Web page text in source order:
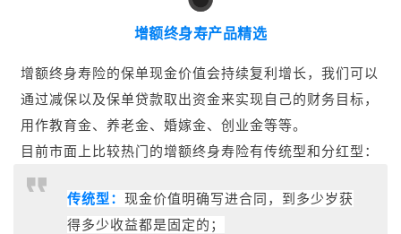
增额终身寿产品精选
增额终身寿险的保单现金价值会持续复利增长，我们可以
通过减保以及保单贷款取出资金来实现自己的财务目标，
用作教育金、 养老金、婚嫁金、创业金等等。
目前市面上比较热门的增额终身寿险有传统型和分红型：
传统型： 现金价值明确写进合同，到多少岁获
得多少收益都是固定的；